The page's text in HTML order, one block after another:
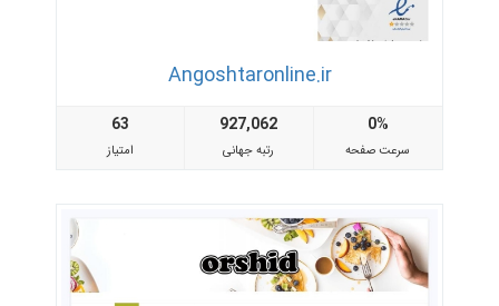
Angoshtaronline.ir
63
امتیاز
927,062
رتبه جهانی
0%
سرعت صفحه